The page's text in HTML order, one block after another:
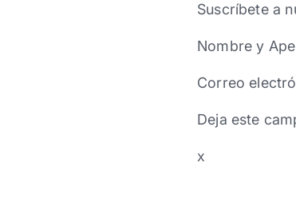
Suscríbete a
Nombre y
Correo
Deja este
x